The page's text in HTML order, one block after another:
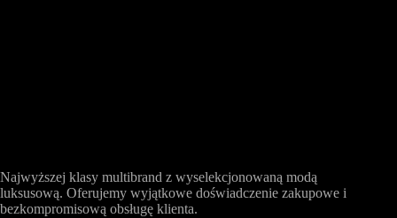
Najwyższej klasy multibrand z wyselekcjonowaną modą
luksusową. Oferujemy wyjątkowe doświadczenie zakupowe i
bezkompromisową obsługę klienta.